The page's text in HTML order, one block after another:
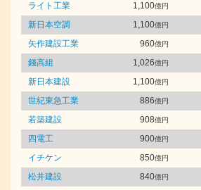
ライト工業
1,100億円
新日本空調
1,100億円
矢作建設工業
960億円
錢高組
1,026億円
新日本建設
1,100億円
世紀東急工業
886億円
若築建設
908億円
四電工
900億円
イチケン
850億円
松井建設
840億円